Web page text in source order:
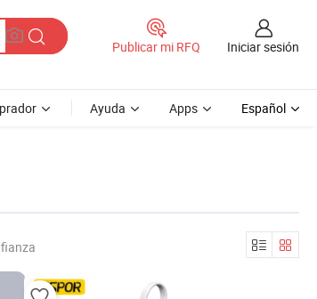
Publicar mi RFQ Iniciar sesión
Ayuda Apps Español